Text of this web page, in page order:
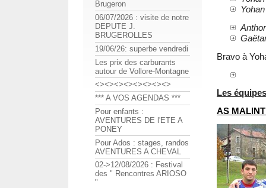
Bravo à
Les équipes
AS
Brugeron
06/07/2026 : visite de notre
DEPUTE J.
BRUGEROLLES
19/06/26: superbe vendredi
Les prix des carburants
autour de Vollore-Montagne
<><><><><><><><>
*** A VOS AGENDAS ***
Pour enfants :
AVENTURES DE l'ETE A
PONEY
Pour Ados : stages, randos
AVENTURES A CHEVAL
02->12/08/2026 : Festival
des " Rencontres ARIOSO
"